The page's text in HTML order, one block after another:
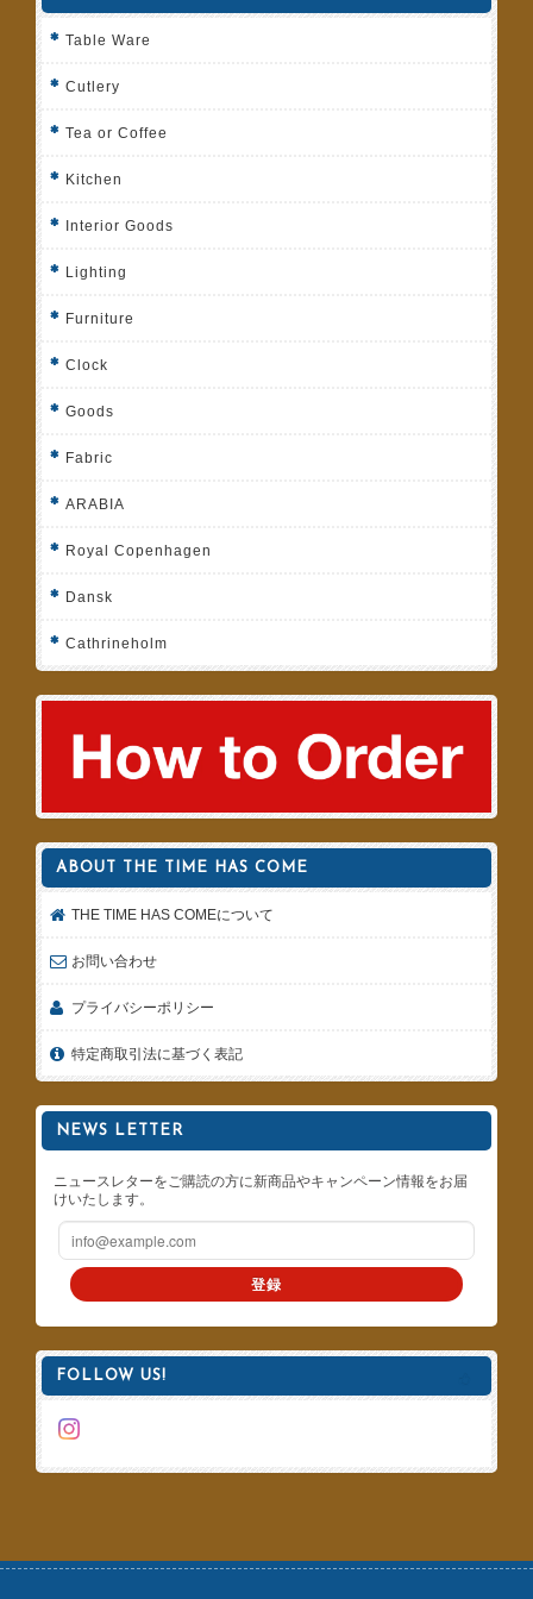
Table Ware
Cutlery
Tea or Coffee
Kitchen
Interior Goods
Lighting
Furniture
Clock
Goods
Fabric
ARABIA
Royal Copenhagen
Dansk
Cathrineholm
ABOUT THE TIME HAS COME
THE TIME HAS COMEについて
お問い合わせ
プライバシーポリシー
特定商取引法に基づく表記
NEWS LETTER
ニュースレターをご購読の方に新商品やキャンペーン情報をお届
けいたします。
登録
FOLLOW US!